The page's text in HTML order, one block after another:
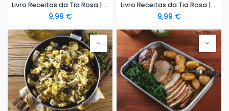
Livro Receitas da Tia Rosa | Bolos Caseiros - eBook
9,99 €
Livro Receitas da Tia Rosa | Arroz - eBook
9,99 €